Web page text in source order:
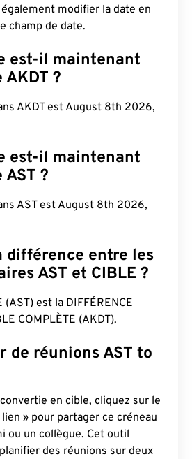
également modifier la date en
champ de date.
est-il maintenant
?
AKDT est August 8th 2026,
est-il maintenant
?
AST est August 8th 2026,
différence entre les
AST et CIBLE ?
(AST) est la DIFFÉRENCE
COMPLÈTE (AKDT).
de réunions AST to
en cible, cliquez sur le
» pour partager ce créneau
ou un collègue. Cet outil
des réunions sur deux